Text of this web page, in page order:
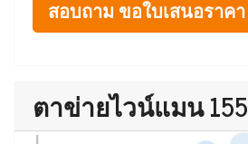
สอบถาม ขอใบเสนอราคา
ตาข่ายไวน์แมน 155